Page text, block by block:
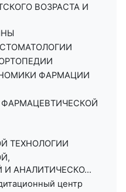
ВОЗРАСТА И
ФАРМАЦИИ
ТЕХНОЛОГИИ
АНАЛИТИЧЕСКО...
центр